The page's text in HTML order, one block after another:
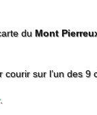
du Mont
courir sur l’un des 9
.